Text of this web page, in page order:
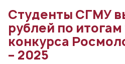
Студенты СГМУ
рублей по итогам
конкурса
– 2025